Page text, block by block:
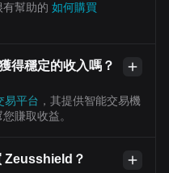
幫助的 如何購買
得穩定的收入嗎？
易平台 ，其提供智能交易機
賺取收益。
Zeusshield？